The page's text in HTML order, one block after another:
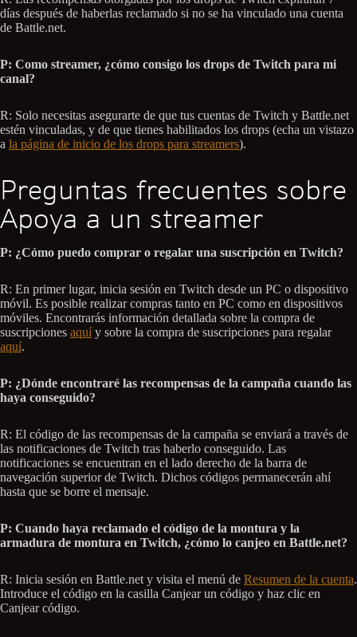
días después de haberlas reclamado si no se ha vinculado una cuenta
de Battle.net.
P: Como streamer, ¿cómo consigo los drops de Twitch para mi
canal?
R: Solo necesitas asegurarte de que tus cuentas de Twitch y Battle.net
estén vinculadas, y de que tienes habilitados los drops (echa un vistazo
a la página de inicio de los drops para streamers).
Preguntas frecuentes sobre
Apoya a un streamer
P: ¿Cómo puedo comprar o regalar una suscripción en Twitch?
R: En primer lugar, inicia sesión en Twitch desde un PC o dispositivo
móvil. Es posible realizar compras tanto en PC como en dispositivos
móviles. Encontrarás información detallada sobre la compra de
suscripciones aquí y sobre la compra de suscripciones para regalar
aquí.
P: ¿Dónde encontraré las recompensas de la campaña cuando las
haya conseguido?
R: El código de las recompensas de la campaña se enviará a través de
las notificaciones de Twitch tras haberlo conseguido. Las
notificaciones se encuentran en el lado derecho de la barra de
navegación superior de Twitch. Dichos códigos permanecerán ahí
hasta que se borre el mensaje.
P: Cuando haya reclamado el código de la montura y la
armadura de montura en Twitch, ¿cómo lo canjeo en Battle.net?
R: Inicia sesión en Battle.net y visita el menú de Resumen de la cuenta.
Introduce el código en la casilla Canjear un código y haz clic en
Canjear código.